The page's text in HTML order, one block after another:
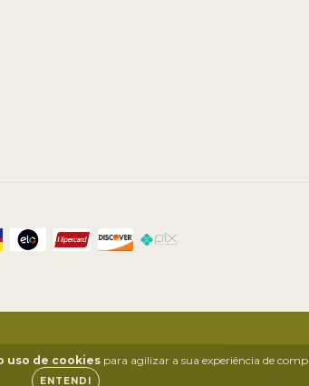
uso de cookiespara agilizar a sua experiência de
ENTENDI